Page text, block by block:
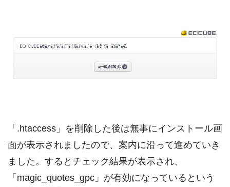
「.htaccess」を削除した後は無事にインストール画
面が表示されましたので、案内に沿って進めていき
ました。するとチェック結果が表示され、
「magic_quotes_gpc」が有効になっているという